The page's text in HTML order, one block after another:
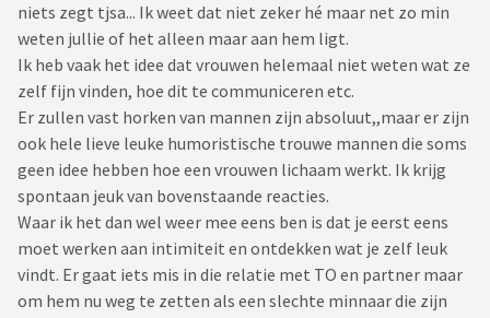
niets zegt tjsa... Ik weet dat niet zeker hé maar net zo min
weten jullie of het alleen maar aan hem ligt.
Ik heb vaak het idee dat vrouwen helemaal niet weten wat ze
zelf fijn vinden, hoe dit te communiceren etc.
Er zullen vast horken van mannen zijn absoluut,,maar er zijn
ook hele lieve leuke humoristische trouwe mannen die soms
geen idee hebben hoe een vrouwen lichaam werkt. Ik krijg
spontaan jeuk van bovenstaande reacties.
Waar ik het dan wel weer mee eens ben is dat je eerst eens
moet werken aan intimiteit en ontdekken wat je zelf leuk
vindt. Er gaat iets mis in die relatie met TO en partner maar
om hem nu weg te zetten als een slechte minnaar die zijn